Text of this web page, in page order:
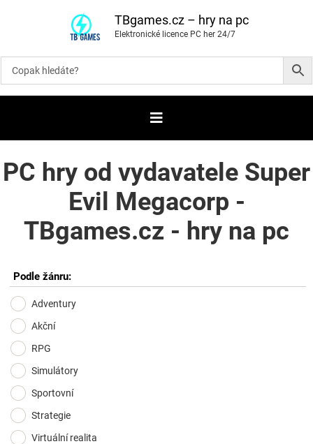
o
i
t
b
a
TBgames.cz – hry na pc
Elektronické licence PC her 24/7
PC hry od vydavatele Super
Evil Megacorp -
TBgames.cz - hry na pc
Podle žánru:
Adventury
Akční
RPG
Simulátory
Sportovní
Strategie
Virtuální realita